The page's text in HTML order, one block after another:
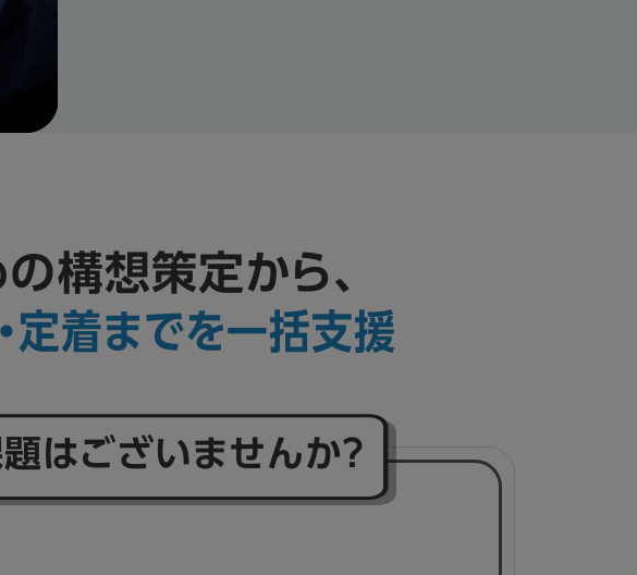
構想策定から、
定着までを一括支援
はございませんか？